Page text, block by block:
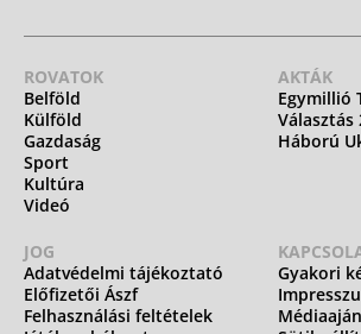
ROVATOK
Belföld
Külföld
Gazdaság
Sport
Kultúra
Videó
AKTÁK
Egymillió
Választás
Háború
JOG
Adatvédelmi tájékoztató
Előfizetői Ászf
Felhasználási feltételek
Gyakori